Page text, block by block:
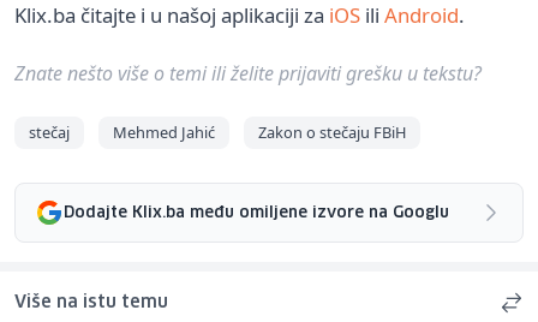
Klix.ba čitajte i u našoj aplikaciji za iOS ili Android.
Znate nešto više o temi ili želite prijaviti grešku u tekstu?
stečaj Mehmed Jahić Zakon o stečaju FBiH
Dodajte Klix.ba među omiljene izvore na Googlu
Više na istu temu